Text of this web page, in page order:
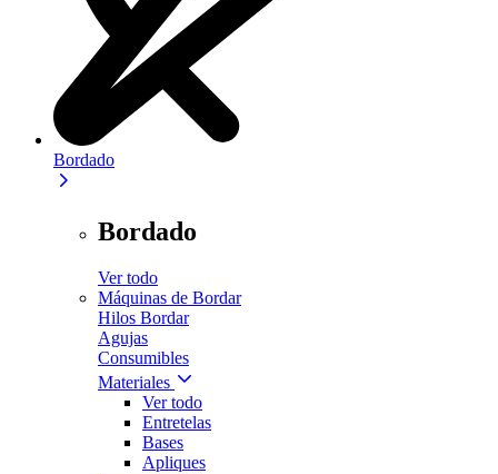
Bordado
Bordado
Ver todo
Máquinas de Bordar
Hilos Bordar
Agujas
Consumibles
Materiales
Ver todo
Entretelas
Bases
Apliques